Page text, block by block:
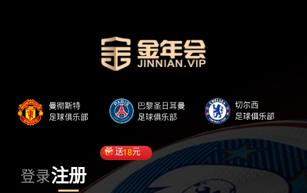
登录注册
送18元